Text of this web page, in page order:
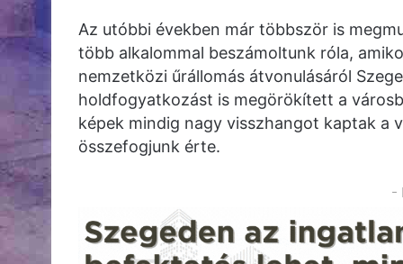
Az utóbbi években már többször is
több alkalommal beszámoltunk róla,
nemzetközi űrállomás átvonulásáról
holdfogyatkozást is megörökített a
képek mindig nagy visszhangot kaptak a
összefogjunk érte.
-